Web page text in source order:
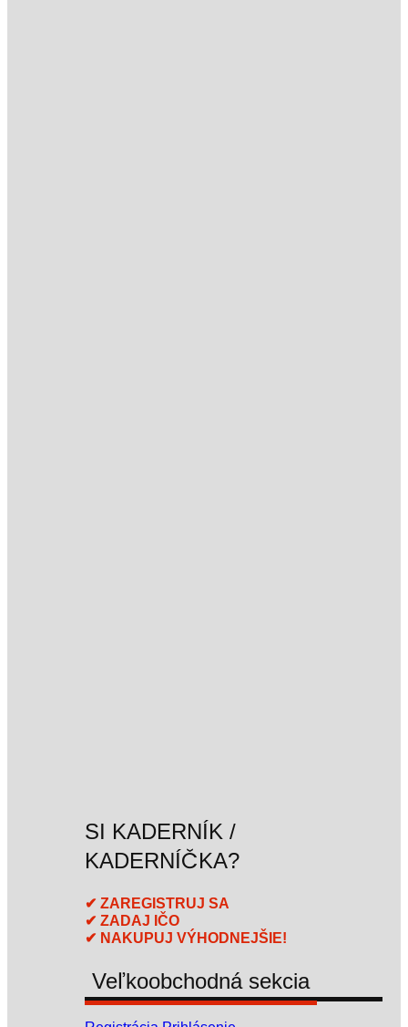
SI KADERNÍK /
KADERNÍČKA?
✔ ZAREGISTRUJ SA
✔ ZADAJ IČO
✔ NAKUPUJ VÝHODNEJŠIE!
Veľkoobchodná sekcia